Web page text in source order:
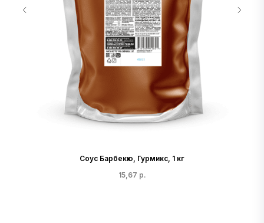
Соус Барбекю, Гурмикс, 1 кг
15,67 р.